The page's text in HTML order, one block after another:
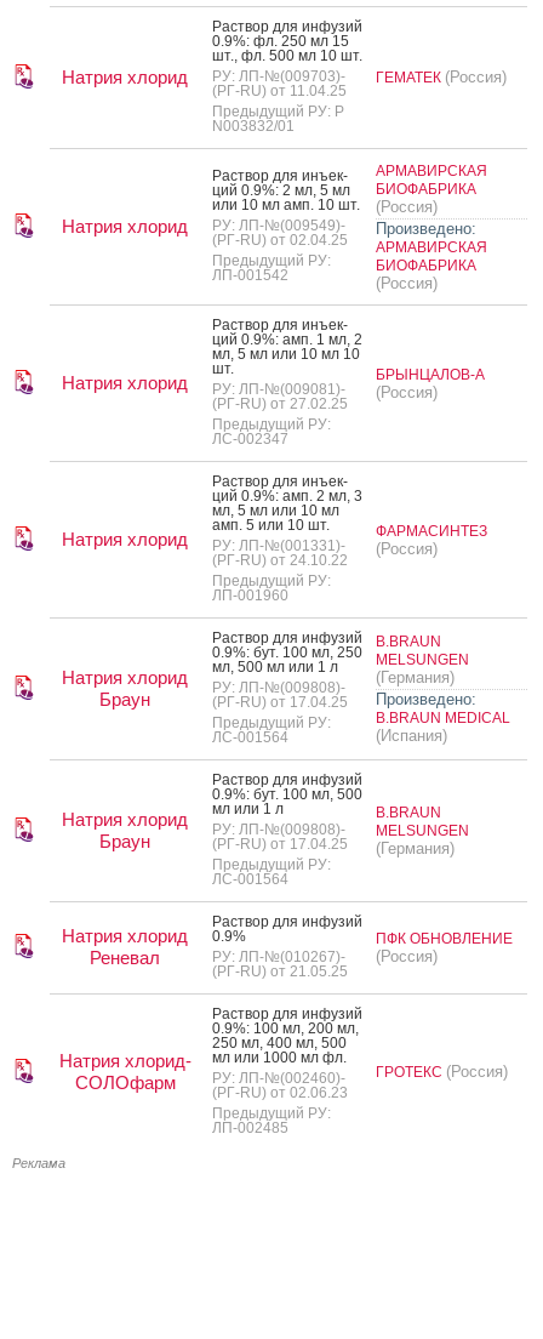
Натрия хлорид
Рас­твор для ин­фу­зий
0.9%: фл. 250 мл 15
шт., фл. 500 мл 10 шт.
РУ: ЛП-№(009703)-
(РГ-RU) от 11.04.25
Предыдущий РУ: Р
N003832/01
ГЕМАТЕК (Россия)
Натрия хлорид
Рас­твор для инъ­ек­
ций 0.9%: 2 мл, 5 мл
или 10 мл амп. 10 шт.
РУ: ЛП-№(009549)-
(РГ-RU) от 02.04.25
Предыдущий РУ:
ЛП-001542
АРМАВИРСКАЯ
БИОФАБРИКА
(Россия)
Произведено:
АРМАВИРСКАЯ
БИОФАБРИКА
(Россия)
Натрия хлорид
Рас­твор для инъ­ек­
ций 0.9%: амп. 1 мл, 2
мл, 5 мл или 10 мл 10
шт.
РУ: ЛП-№(009081)-
(РГ-RU) от 27.02.25
Предыдущий РУ:
ЛС-002347
БРЫНЦАЛОВ-А
(Россия)
Натрия хлорид
Рас­твор для инъ­ек­
ций 0.9%: амп. 2 мл, 3
мл, 5 мл или 10 мл
амп. 5 или 10 шт.
РУ: ЛП-№(001331)-
(РГ-RU) от 24.10.22
Предыдущий РУ:
ЛП-001960
ФАРМАСИНТЕЗ
(Россия)
Натрия хлорид
Браун
Рас­твор для ин­фу­зий
0.9%: бут. 100 мл, 250
мл, 500 мл или 1 л
РУ: ЛП-№(009808)-
(РГ-RU) от 17.04.25
Предыдущий РУ:
ЛС-001564
B.BRAUN
MELSUNGEN
(Германия)
Произведено:
B.BRAUN MEDICAL
(Испания)
Натрия хлорид
Браун
Рас­твор для ин­фу­зий
0.9%: бут. 100 мл, 500
мл или 1 л
РУ: ЛП-№(009808)-
(РГ-RU) от 17.04.25
Предыдущий РУ:
ЛС-001564
B.BRAUN
MELSUNGEN
(Германия)
Натрия хлорид
Реневал
Рас­твор для ин­фу­зий
0.9%
РУ: ЛП-№(010267)-
(РГ-RU) от 21.05.25
ПФК ОБНОВЛЕНИЕ
(Россия)
Натрия хлорид-
СОЛОфарм
Рас­твор для ин­фу­зий
0.9%: 100 мл, 200 мл,
250 мл, 400 мл, 500
мл или 1000 мл фл.
РУ: ЛП-№(002460)-
(РГ-RU) от 02.06.23
Предыдущий РУ:
ЛП-002485
ГРОТЕКС (Россия)
Реклама